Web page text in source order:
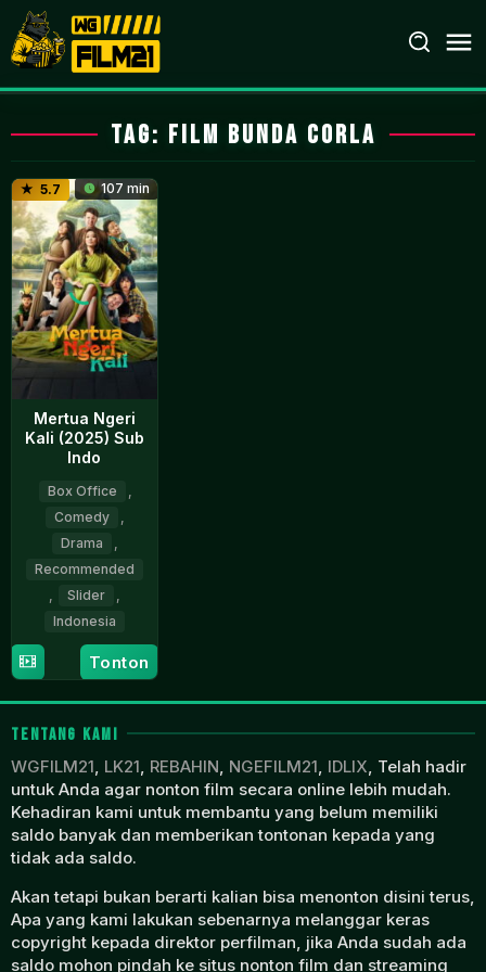
Loncat
ke
konten
Tag: film Bunda Corla
5.7 107 min
Mertua Ngeri
Kali (2025) Sub
Indo
Box Office
Comedy
Drama
Recommended
Slider
Indonesia
11
Dec
2025
Key
Mangunsong
Tonton
TENTANG KAMI
WGFILM21, LK21, REBAHIN, NGEFILM21, IDLIX, Telah hadir
untuk Anda agar nonton film secara online lebih mudah.
Kehadiran kami untuk membantu yang belum memiliki
saldo banyak dan memberikan tontonan kepada yang
tidak ada saldo.
Akan tetapi bukan berarti kalian bisa menonton disini terus,
Apa yang kami lakukan sebenarnya melanggar keras
copyright kepada direktor perfilman, jika Anda sudah ada
saldo mohon pindah ke situs nonton film dan streaming